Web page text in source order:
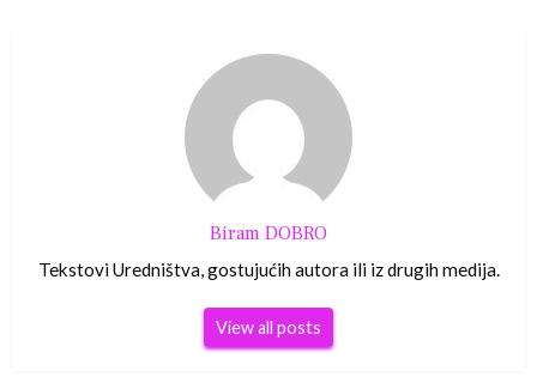
Biram DOBRO
Tekstovi Uredništva, gostujućih autora ili iz drugih medija.
View all posts